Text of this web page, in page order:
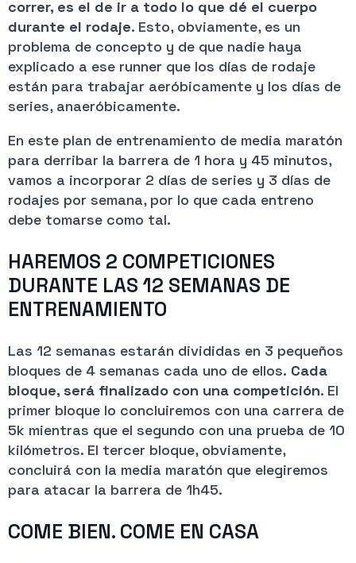
correr, es el de ir a todo lo que dé el cuerpo
durante el rodaje. Esto, obviamente, es un
problema de concepto y de que nadie haya
explicado a ese runner que los días de rodaje
están para trabajar aeróbicamente y los días de
series, anaeróbicamente.
En este plan de entrenamiento de media maratón
para derribar la barrera de 1 hora y 45 minutos,
vamos a incorporar 2 días de series y 3 días de
rodajes por semana, por lo que cada entreno
debe tomarse como tal.
HAREMOS 2 COMPETICIONES
DURANTE LAS 12 SEMANAS DE
ENTRENAMIENTO
Las 12 semanas estarán divididas en 3 pequeños
bloques de 4 semanas cada uno de ellos. Cada
bloque, será finalizado con una competición. El
primer bloque lo concluiremos con una carrera de
5k mientras que el segundo con una prueba de 10
kilómetros. El tercer bloque, obviamente,
concluirá con la media maratón que elegiremos
para atacar la barrera de 1h45.
COME BIEN. COME EN CASA